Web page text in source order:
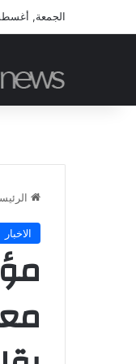
الجمعة, أغسطس 7
الاخبار